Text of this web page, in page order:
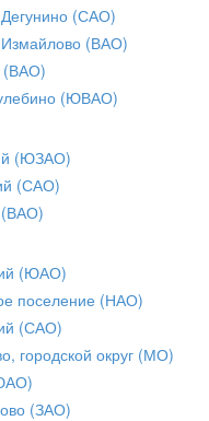
(САО)
Измайлово (ВАО)
(ВАО)
(ЮВАО)
(ЮЗАО)
(САО)
(ВАО)
(ЮАО)
поселение (НАО)
(САО)
городской округ (МО)
(ЗАО)